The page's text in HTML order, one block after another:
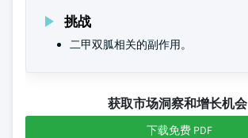
挑战
二甲双胍相关的副作用。
获取市场洞察和增长机会
下载免费 PDF